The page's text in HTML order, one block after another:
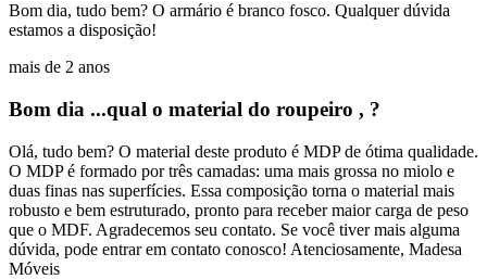
Bom dia, tudo bem? O armário é branco fosco. Qualquer dúvida
estamos a disposição!
mais de 2 anos
Bom dia ...qual o material do roupeiro , ?
Olá, tudo bem? O material deste produto é MDP de ótima qualidade.
O MDP é formado por três camadas: uma mais grossa no miolo e
duas finas nas superfícies. Essa composição torna o material mais
robusto e bem estruturado, pronto para receber maior carga de peso
que o MDF. Agradecemos seu contato. Se você tiver mais alguma
dúvida, pode entrar em contato conosco! Atenciosamente, Madesa
Móveis